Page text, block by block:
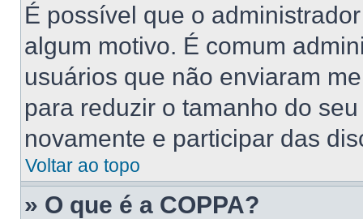
É possível que o
algum motivo. É comum
usuários que não enviaram
para reduzir o tamanho do
novamente e participar das
Voltar ao topo
» O que é a COPPA?